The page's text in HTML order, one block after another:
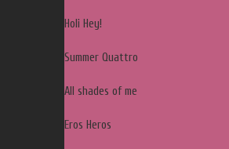
Holi Hey!
Summer Quattro
All shades of me
Eros Heros